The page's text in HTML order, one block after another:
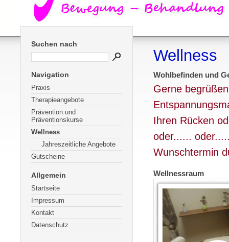
Suchen nach
Navigation
Praxis
Therapieangebote
Prävention und
Präventionskurse
Wellness
Jahreszeitliche Angebote
Gutscheine
Allgemein
Startseite
Impressum
Kontakt
Datenschutz
Wellness
Wohlbefinden und
Gerne
Ihren Rücken
oder......
Wunschtermin
Wellnessraum